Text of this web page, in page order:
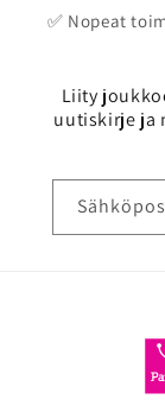
✅ Nopeat
Liity
uutiskirje ja